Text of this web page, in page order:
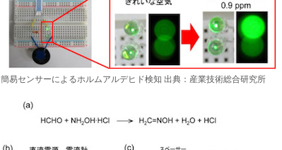
簡易センサーによるホルムアルデヒド検知 出典：産業技術総合研究所